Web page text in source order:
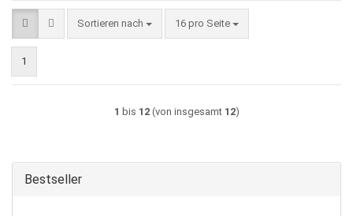
Sortieren nach
Sortieren nach 16 pro Seite
pro Seite
1
1 bis 12(von insgesamt 12)
Bestseller